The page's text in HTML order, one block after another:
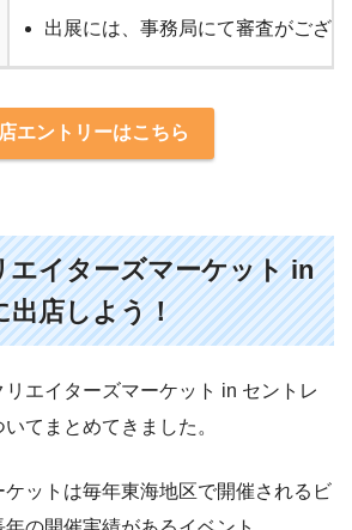
出展には、事務局にて審査がござ
エントリーはこちら
エイターズマーケット in
出店しよう！
エイターズマーケット in セントレ
てまとめてきました。
ケットは毎年東海地区で開催されるビ